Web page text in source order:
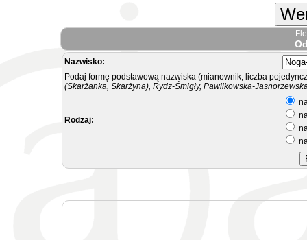
Nazwisko:
Podaj formę podstawową nazwiska (mianownik, liczba
(Skarżanka, Skarżyna), Rydz-Śmigły, Pawlikowska-
Rodzaj: